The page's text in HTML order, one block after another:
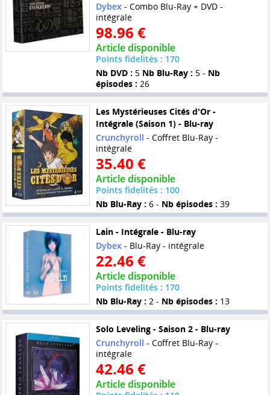
Dybex- Combo Blu-Ray + DVD -
intégrale
98.96 €
Article disponible
Points fidelités : 170
Nb DVD : 5 Nb Blu-Ray : 5 - Nb
épisodes : 26
Les Mystérieuses Cités d'Or -
Intégrale (Saison 1) - Blu-ray
Crunchyroll - Coffret Blu-Ray -
intégrale
35.40 €
Article disponible
Points fidelités : 100
Nb Blu-Ray : 6 - Nb épisodes : 39
Lain - Intégrale - Blu-ray
Dybex- Blu-Ray - intégrale
22.46 €
Article disponible
Points fidelités : 170
Nb Blu-Ray : 2 - Nb épisodes : 13
Solo Leveling - Saison 2 - Blu-ray
Crunchyroll - Coffret Blu-Ray -
intégrale
42.46 €
Article disponible